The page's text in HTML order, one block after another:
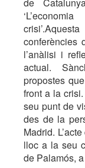
conferències
l’anàlisi i
actual.
propostes
front a la
seu punt de
des de la
Madrid.
lloc a la seu
de Palamós,